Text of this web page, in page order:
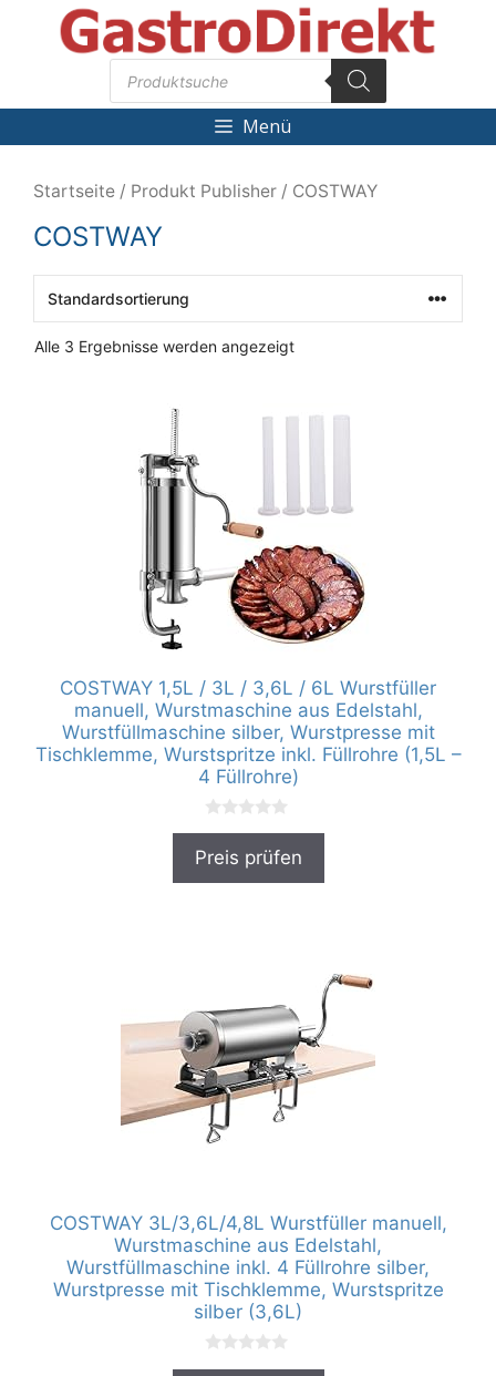
Products
search
Menü
Startseite / Produkt Publisher / COSTWAY
COSTWAY
Alle 3 Ergebnisse werden angezeigt
COSTWAY 1,5L / 3L / 3,6L / 6L Wurstfüller
manuell, Wurstmaschine aus Edelstahl,
Wurstfüllmaschine silber, Wurstpresse mit
Tischklemme, Wurstspritze inkl. Füllrohre (1,5L –
4 Füllrohre)
0
o
Preis prüfen
COSTWAY 3L/3,6L/4,8L Wurstfüller manuell,
Wurstmaschine aus Edelstahl,
Wurstfüllmaschine inkl. 4 Füllrohre silber,
Wurstpresse mit Tischklemme, Wurstspritze
silber (3,6L)
0